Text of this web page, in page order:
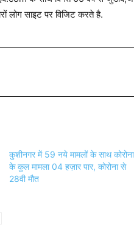
लोग साइट पर विजिट करते है.
कुशीनगर में 59 नये मामलों के साथ कोरोना
के कुल मामला 04 हज़ार पार, कोरोना से
28वी मौत